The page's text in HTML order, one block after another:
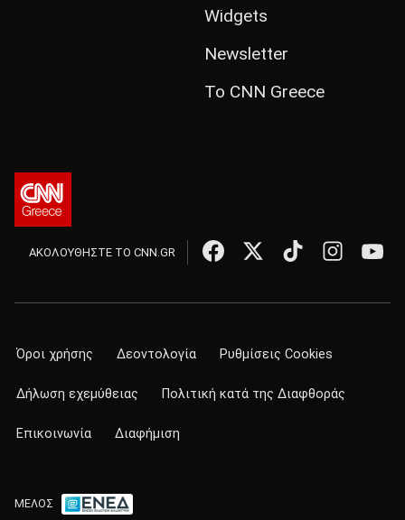
Widgets
Newsletter
Το CNN Greece
ΑΚΟΛΟΥΘΗΣΤΕ ΤΟ CNN.GR
Όροι χρήσης Δεοντολογία Ρυθμίσεις Cookies
Δήλωση εχεμύθειας Πολιτική κατά της Διαφθοράς
Επικοινωνία Διαφήμιση
ΜΕΛΟΣ